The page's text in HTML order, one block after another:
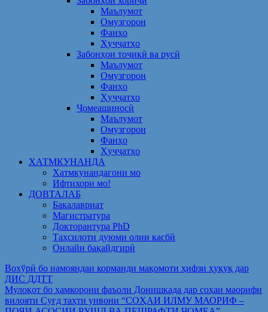
Маълумот
Омузгорон
Фанҳо
Ҳуҷҷатҳо
Забонҳои тоҷикӣ ва русӣ
Маълумот
Омузгорон
Фанҳо
Ҳуҷҷатҳо
Ҷомеашиносӣ
Маълумот
Омузгорон
Фанҳо
Ҳуҷҷатҳо
ХАТМКУНАНДА
Хатмкунандагони мо
Ифтихори мо!
ДОВТАЛАБ
Бакалавриат
Магистратура
Докторантура PhD
Таҳсилоти дуюми олии касбӣ
Онлайн бақайдгирӣ
Вохўрӣ бо намояндаи корманди мақомоти ҳифзи ҳуқуқ дар
ДИС ДДТТ
Мулоқот бо ҳамкорони фаъоли Донишкада дар соҳаи маорифи
вилояти Суғд таҳти унвони “СОҲАИ ИЛМУ МАОРИФ –